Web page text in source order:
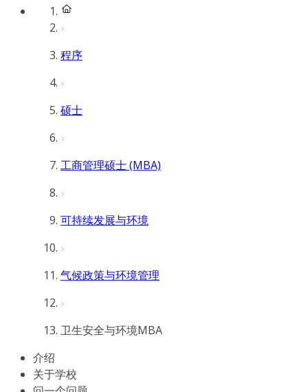
程序
硕士
工商管理硕士 (MBA)
可持续发展与环境
气候政策与环境管理
卫生安全与环境MBA
介绍
关于学校